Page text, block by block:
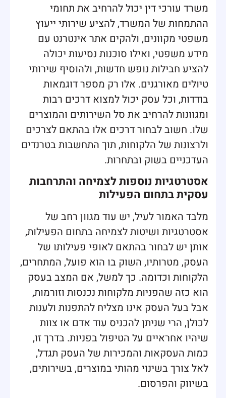
משרד עורכי דין יכול להרחיב את תחומי
ההתמחות של המשרד, להציע שירותי ייעוץ
משפטי מקוונים, ולהקים אתר אינטרנט עם
מידע משפטי, ואילו סוכנות נסיעות יכולה
להציע חבילות נופש חדשות, ולהוסיף שירותי
טיולים מאורגנים. אלו רק מספר דוגמאות
בודדות, וכל עסק יכול למצוא דרכים רבות
ומגוונות להרחיב את סל השירותים והמוצרים
שלו. חשוב לבחור דרכים אלו בהתאם לצרכים
ולרצונות של הלקוחות, תוך התחשבות בטרנדים
העדכניים בשוק ובתחרות.
אסטרטגיות נוספות לצמיחה והתרחבות
עסקית בתחום הפעילות
מלבד האמור לעיל, יש עוד מגוון רחב של
אסטרטגיות ושיטות לצמיחה בתחום הפעילות,
אותן יש לבחור בהתאם לאופי פעילותו של
העסק, מטרותיו, השוק בו הוא פועל, המתחרים,
הלקוחות וכדומה. כך למשל, אם המצב בעסק
הוא כזה שהפניות מלקוחות נכנסות וזורמות,
אבל בעל העסק אינו מצליח להתפנות ולענות
לכולן, הרי שניתן להכניס עוד אדם או צוות
שיהיו אחראיים על הטיפול בפניות. בדרך זו,
כמות העסקאות והמכירות של העסק תגדל,
לאל צורך בשינוי מהותי במוצרים, בשירותים,
בשיווק והפרסום.